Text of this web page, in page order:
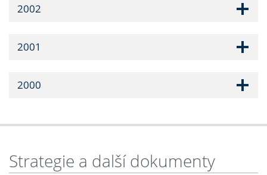
2002
2001
2000
Strategie a další dokumenty